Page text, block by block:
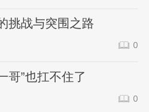
挑战与突围之路
0
哥”也扛不住了
0